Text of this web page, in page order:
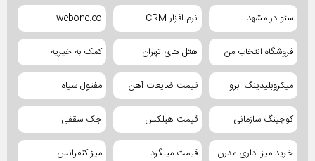
سئو در مشهد نرم افزار CRM webone.co
فروشگاه انتخاب من هتل های تهران کمک به خیریه
میکروبلیدینگ ابرو قیمت ضایعات آهن مفتول سیاه
کوچینگ سازمانی قیمت هبلکس جک سقفی
خرید میز اداری مدرن قیمت میلگرد میز کنفرانس